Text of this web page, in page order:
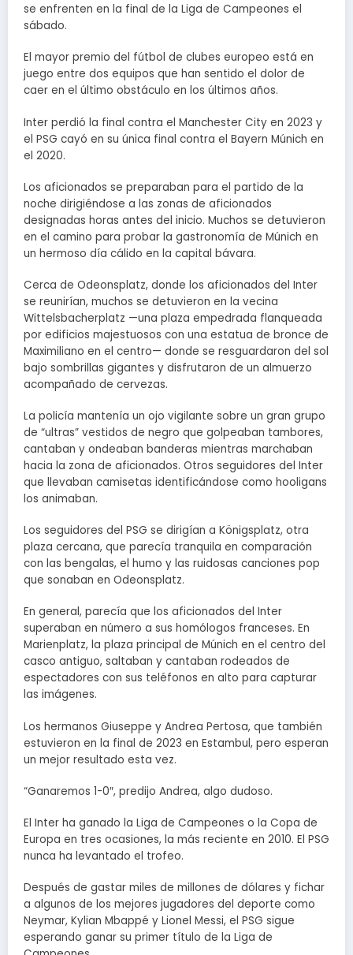
se enfrenten en la final de la Liga de Campeones el
sábado.
El mayor premio del fútbol de clubes europeo está en
juego entre dos equipos que han sentido el dolor de
caer en el último obstáculo en los últimos años.
Inter perdió la final contra el Manchester City en 2023 y
el PSG cayó en su única final contra el Bayern Múnich en
el 2020.
Los aficionados se preparaban para el partido de la
noche dirigiéndose a las zonas de aficionados
designadas horas antes del inicio. Muchos se detuvieron
en el camino para probar la gastronomía de Múnich en
un hermoso día cálido en la capital bávara.
Cerca de Odeonsplatz, donde los aficionados del Inter
se reunirían, muchos se detuvieron en la vecina
Wittelsbacherplatz —una plaza empedrada flanqueada
por edificios majestuosos con una estatua de bronce de
Maximiliano en el centro— donde se resguardaron del sol
bajo sombrillas gigantes y disfrutaron de un almuerzo
acompañado de cervezas.
La policía mantenía un ojo vigilante sobre un gran grupo
de “ultras” vestidos de negro que golpeaban tambores,
cantaban y ondeaban banderas mientras marchaban
hacia la zona de aficionados. Otros seguidores del Inter
que llevaban camisetas identificándose como hooligans
los animaban.
Los seguidores del PSG se dirigían a Königsplatz, otra
plaza cercana, que parecía tranquila en comparación
con las bengalas, el humo y las ruidosas canciones pop
que sonaban en Odeonsplatz.
En general, parecía que los aficionados del Inter
superaban en número a sus homólogos franceses. En
Marienplatz, la plaza principal de Múnich en el centro del
casco antiguo, saltaban y cantaban rodeados de
espectadores con sus teléfonos en alto para capturar
las imágenes.
Los hermanos Giuseppe y Andrea Pertosa, que también
estuvieron en la final de 2023 en Estambul, pero esperan
un mejor resultado esta vez.
“Ganaremos 1-0″, predijo Andrea, algo dudoso.
El Inter ha ganado la Liga de Campeones o la Copa de
Europa en tres ocasiones, la más reciente en 2010. El PSG
nunca ha levantado el trofeo.
Después de gastar miles de millones de dólares y fichar
a algunos de los mejores jugadores del deporte como
Neymar, Kylian Mbappé y Lionel Messi, el PSG sigue
esperando ganar su primer título de la Liga de